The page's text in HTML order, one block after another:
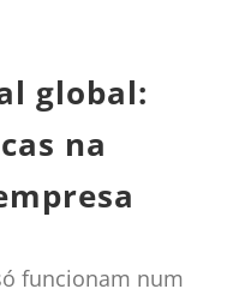
global:
na
funcionam num